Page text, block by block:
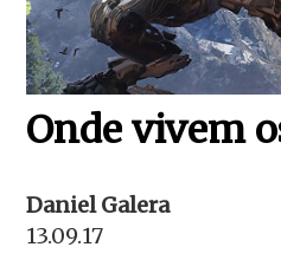
Onde vivem
Daniel Galera
13.09.17